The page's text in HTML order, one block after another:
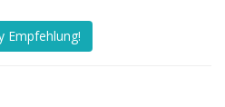
Empfehlung!